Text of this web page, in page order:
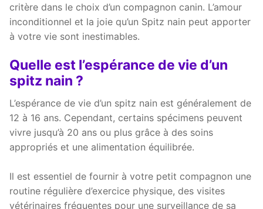
critère dans le choix d’un compagnon canin. L’amour
inconditionnel et la joie qu’un Spitz nain peut apporter
à votre vie sont inestimables.
Quelle est l’espérance de vie d’un
spitz nain ?
L’espérance de vie d’un spitz nain est généralement de
12 à 16 ans. Cependant, certains spécimens peuvent
vivre jusqu’à 20 ans ou plus grâce à des soins
appropriés et une alimentation équilibrée.
Il est essentiel de fournir à votre petit compagnon une
routine régulière d’exercice physique, des visites
vétérinaires fréquentes pour une surveillance de sa